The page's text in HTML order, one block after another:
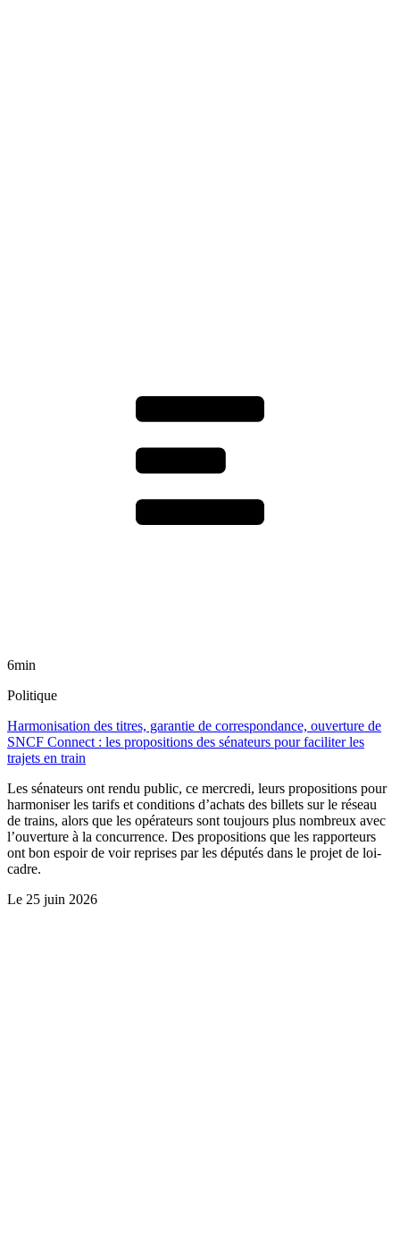
6min
Politique
Harmonisation des titres, garantie de correspondance, ouverture de
SNCF Connect : les propositions des sénateurs pour faciliter les
trajets en train
Les sénateurs ont rendu public, ce mercredi, leurs propositions pour
harmoniser les tarifs et conditions d’achats des billets sur le réseau
de trains, alors que les opérateurs sont toujours plus nombreux avec
l’ouverture à la concurrence. Des propositions que les rapporteurs
ont bon espoir de voir reprises par les députés dans le projet de loi-
cadre.
Le 25 juin 2026